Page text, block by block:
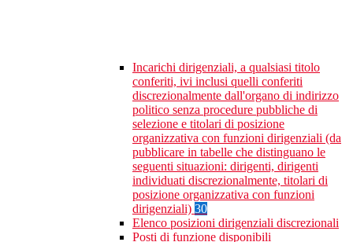
Incarichi dirigenziali, a qualsiasi titolo
conferiti, ivi inclusi quelli conferiti
discrezionalmente dall'organo di indirizzo
politico senza procedure pubbliche di
selezione e titolari di posizione
organizzativa con funzioni dirigenziali (da
pubblicare in tabelle che distinguano le
seguenti situazioni: dirigenti, dirigenti
individuati discrezionalmente, titolari di
posizione organizzativa con funzioni
dirigenziali) 30
Elenco posizioni dirigenziali discrezionali
Posti di funzione disponibili